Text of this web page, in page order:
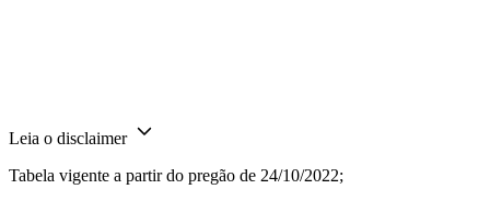
Leia o disclaimer
Tabela vigente a partir do pregão de 24/10/2022;